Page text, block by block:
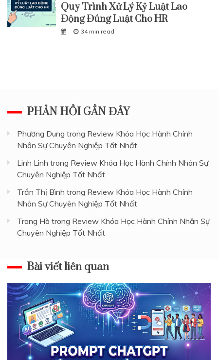
Quy Trình Xử Lý Kỷ Luật Lao
Động Đúng Luật Cho HR
34 min read
PHẢN HỒI GẦN ĐÂY
Phương Dung trong Review Khóa Học Hành Chính
Nhân Sự Chuyên Nghiệp Tốt Nhất
Linh Linh trong Review Khóa Học Hành Chính Nhân Sự
Chuyên Nghiệp Tốt Nhất
Trần Thị Bình trong Review Khóa Học Hành Chính
Nhân Sự Chuyên Nghiệp Tốt Nhất
Trang Hà trong Review Khóa Học Hành Chính Nhân Sự
Chuyên Nghiệp Tốt Nhất
Bài viết liên quan